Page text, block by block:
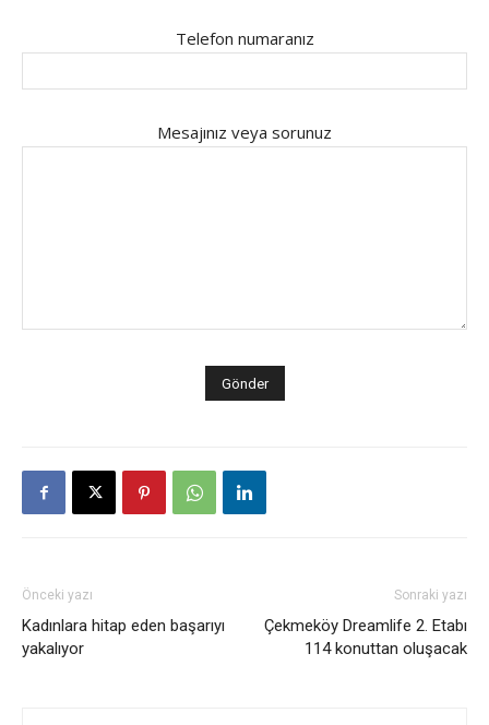
Telefon numaranız
Mesajınız veya sorunuz
Önceki yazı
Kadınlara hitap eden başarıyı
yakalıyor
Sonraki yazı
Çekmeköy Dreamlife 2. Etabı
114 konuttan oluşacak